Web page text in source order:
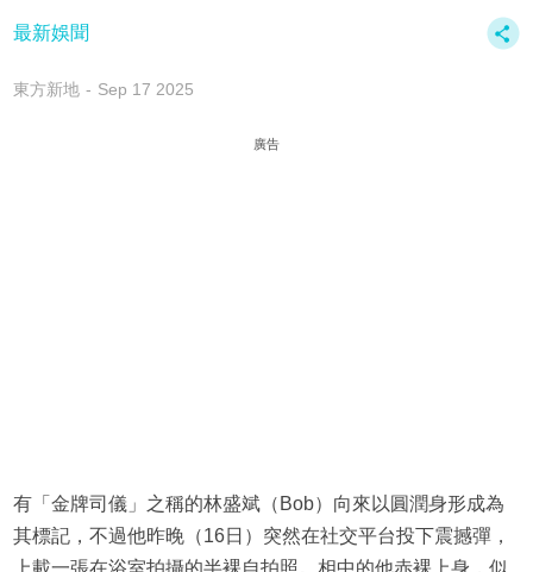
最新娛聞
東方新地 Sep 17 2025
廣告
有「金牌司儀」之稱的林盛斌（Bob）向來以圓潤身形成為
其標記，不過他昨晚（16日）突然在社交平台投下震撼彈，
上載一張在浴室拍攝的半裸自拍照。相中的他赤裸上身，似